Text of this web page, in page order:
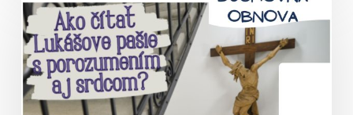
obnova
–
Centrum
Salvator